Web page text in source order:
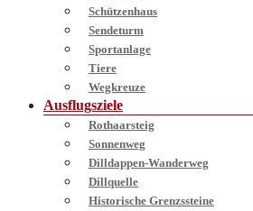
Schützenhaus
Sendeturm
Sportanlage
Tiere
Wegkreuze
Ausflugsziele
Rothaarsteig
Sonnenweg
Dilldappen-Wanderweg
Dillquelle
Historische Grenzssteine